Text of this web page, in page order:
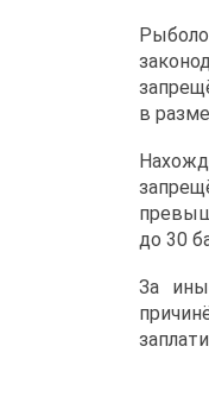
в
до 30
За